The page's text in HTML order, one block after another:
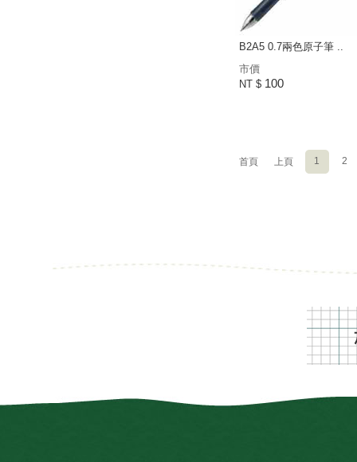
B2A5 0.7兩色原子筆 ..
市價
NT $ 100
首頁 上頁 1 2